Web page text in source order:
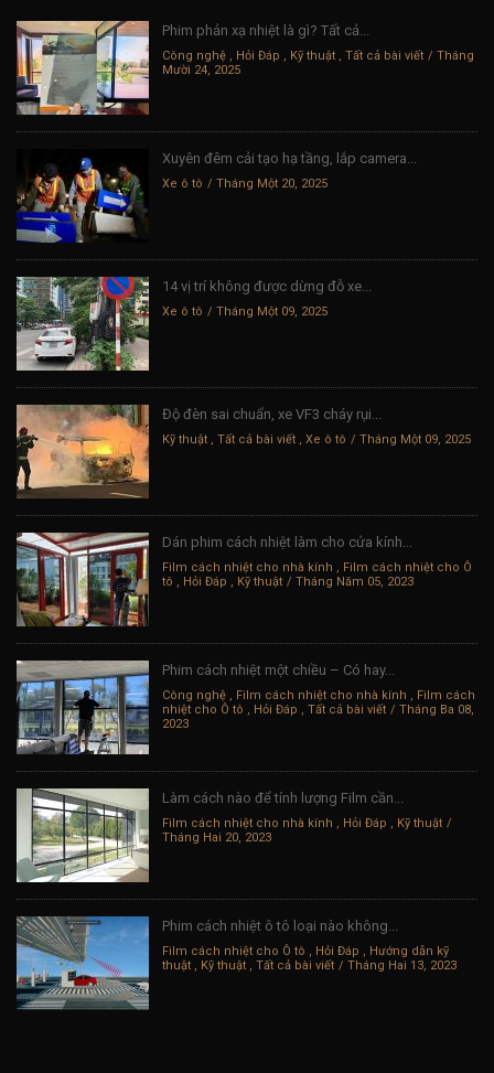
Phim phản xạ nhiệt là gì? Tất cả...
Công nghệ , Hỏi Đáp , Kỹ thuật , Tất cả bài viết
Tháng
Mười 24, 2025
Xuyên đêm cải tạo hạ tầng, lắp camera...
Xe ô tô Tháng Một 20, 2025
14 vị trí không được dừng đỗ xe...
Xe ô tô Tháng Một 09, 2025
Độ đèn sai chuẩn, xe VF3 cháy rụi...
Kỹ thuật , Tất cả bài viết , Xe ô tô Tháng Một 09, 2025
Dán phim cách nhiệt làm cho cửa kính...
Film cách nhiệt cho nhà kính , Film cách nhiệt cho Ô
tô , Hỏi Đáp , Kỹ thuật Tháng Năm 05, 2023
Phim cách nhiệt một chiều – Có hay...
Công nghệ , Film cách nhiệt cho nhà kính , Film cách
nhiệt cho Ô tô , Hỏi Đáp , Tất cả bài viết
Tháng Ba 08,
2023
Làm cách nào để tính lượng Film cần...
Film cách nhiệt cho nhà kính , Hỏi Đáp , Kỹ thuật
Tháng Hai 20, 2023
Phim cách nhiệt ô tô loại nào không...
Film cách nhiệt cho Ô tô , Hỏi Đáp , Hướng dẫn kỹ
thuật , Kỹ thuật , Tất cả bài viết Tháng Hai 13, 2023